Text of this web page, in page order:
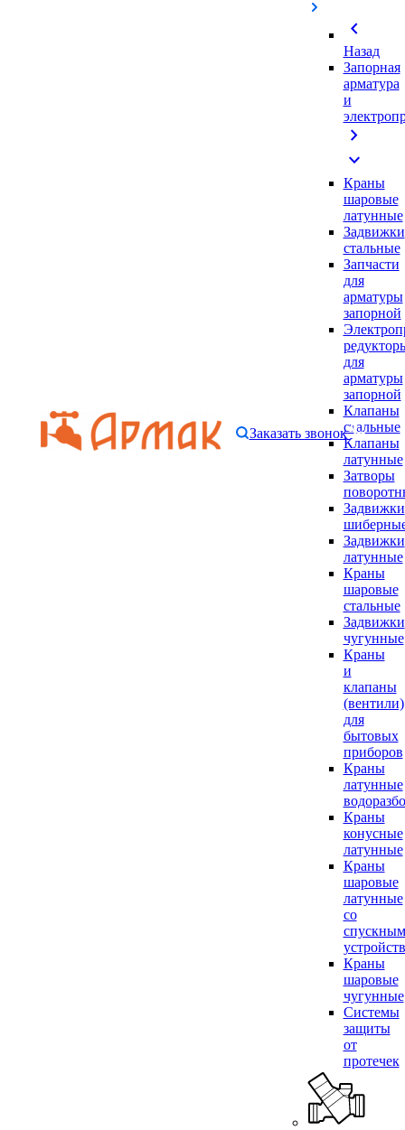
chevron_left
Назад
Запорная
арматура
и
chevron_right
expand_more
Краны
шаровые
латунные
Задвижки
стальные
Запчасти
для
арматуры
запорной
для
арматуры
запорной
Клапаны
стальные
Клапаны
латунные
Затворы
Задвижки
Задвижки
латунные
Краны
шаровые
стальные
Задвижки
чугунные
Краны
и
клапаны
(вентили)
для
бытовых
приборов
Краны
латунные
Краны
конусные
латунные
Краны
шаровые
латунные
со
спускным
Краны
шаровые
чугунные
Системы
защиты
от
протечек
Заказать звонок